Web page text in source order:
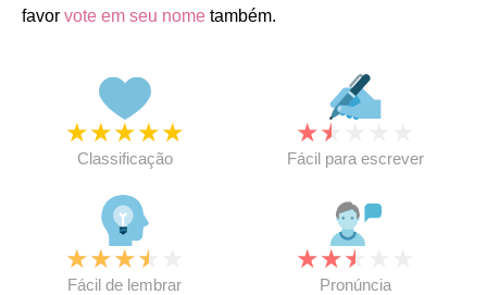
favor vote em seu nome também.
★★★★★
Classificação
★★
Fácil para escrever
★★★★
Fácil de lembrar
★★★
Pronúncia